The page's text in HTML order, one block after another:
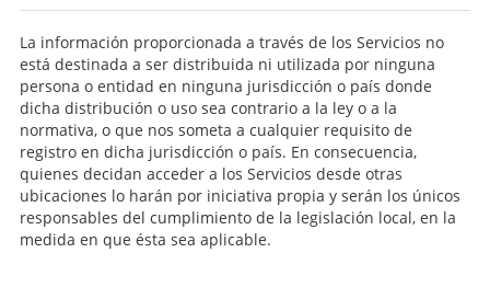
La información proporcionada a través de los Servicios no
está destinada a ser distribuida ni utilizada por ninguna
persona o entidad en ninguna jurisdicción o país donde
dicha distribución o uso sea contrario a la ley o a la
normativa, o que nos someta a cualquier requisito de
registro en dicha jurisdicción o país. En consecuencia,
quienes decidan acceder a los Servicios desde otras
ubicaciones lo harán por iniciativa propia y serán los únicos
responsables del cumplimiento de la legislación local, en la
medida en que ésta sea aplicable.